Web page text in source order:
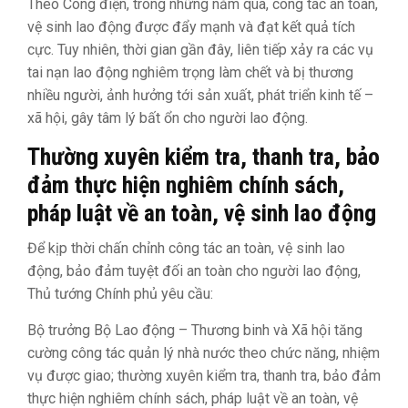
Theo Công điện, trong những năm qua, công tác an toàn,
vệ sinh lao động được đẩy mạnh và đạt kết quả tích
cực. Tuy nhiên, thời gian gần đây, liên tiếp xảy ra các vụ
tai nạn lao động nghiêm trọng làm chết và bị thương
nhiều người, ảnh hưởng tới sản xuất, phát triển kinh tế –
xã hội, gây tâm lý bất ổn cho người lao động.
Thường xuyên kiểm tra, thanh tra, bảo
đảm thực hiện nghiêm chính sách,
pháp luật về an toàn, vệ sinh lao động
Để kịp thời chấn chỉnh công tác an toàn, vệ sinh lao
động, bảo đảm tuyệt đối an toàn cho người lao động,
Thủ tướng Chính phủ yêu cầu:
Bộ trưởng Bộ Lao động – Thương binh và Xã hội tăng
cường công tác quản lý nhà nước theo chức năng, nhiệm
vụ được giao; thường xuyên kiểm tra, thanh tra, bảo đảm
thực hiện nghiêm chính sách, pháp luật về an toàn, vệ